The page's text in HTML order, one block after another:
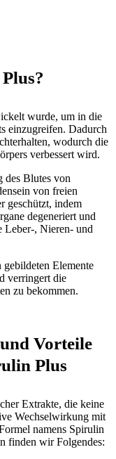
wurde, um in die
einzugreifen. Dadurch
wodurch die
verbessert wird.
des Blutes von
von freien
geschützt, indem
degeneriert und
Leber-, Nieren- und
gebildeten Elemente
verringert die
zu bekommen.
Vorteile
Plus
Extrakte, die keine
Wechselwirkung mit
namens Spirulin
finden wir Folgendes: